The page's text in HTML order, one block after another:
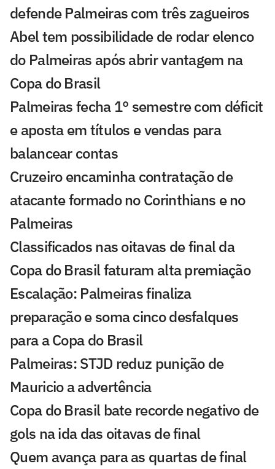
defende Palmeiras com três zagueiros
Abel tem possibilidade de rodar elenco
do Palmeiras após abrir vantagem na
Copa do Brasil
Palmeiras fecha 1° semestre com déficit
e aposta em títulos e vendas para
balancear contas
Cruzeiro encaminha contratação de
atacante formado no Corinthians e no
Palmeiras
Classificados nas oitavas de final da
Copa do Brasil faturam alta premiação
Escalação: Palmeiras finaliza
preparação e soma cinco desfalques
para a Copa do Brasil
Palmeiras: STJD reduz punição de
Mauricio a advertência
Copa do Brasil bate recorde negativo de
gols na ida das oitavas de final
Quem avança para as quartas de final